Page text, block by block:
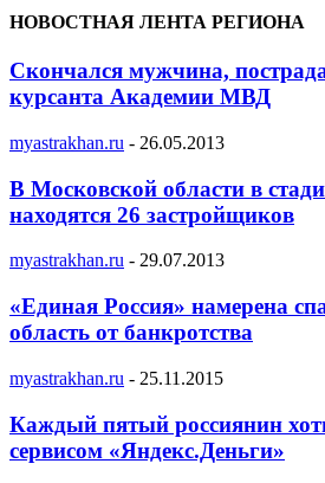
НОВОСТНАЯ ЛЕНТА РЕГИОНА
Скончался мужчина,
курсанта Академии МВД
myastrakhan.ru - 26.05.2013
В Московской области в
находятся 26 застройщиков
myastrakhan.ru - 29.07.2013
«Единая Россия» намерена
область от банкротства
myastrakhan.ru - 25.11.2015
Каждый пятый россиянин
сервисом «Яндекс.Деньги»